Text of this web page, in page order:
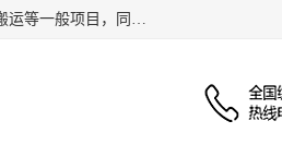
西安福鸿祥物流有限公司成立于2021年，位于陕西省西安市灞桥区，公司主要从事国内货物运输代理、装卸搬运等一般项目，同时具备道路货物运输（不含危险货物）的许可资质。凭借专业的物流服务和*的运输能力，公司致力于为客户提供安全、可靠的物流解决方案，满足多样化的运输需求，助力企业*运营。